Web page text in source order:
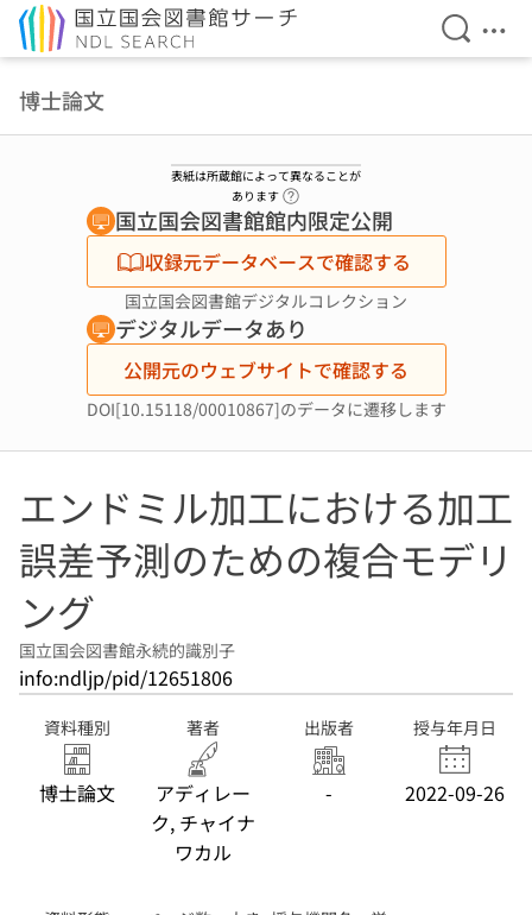
検索を
メ
博士論文
表紙は所蔵館によって異なることが
あります
国立国会図書館館内限定公開
収録元データベースで確認する
国立国会図書館デジタルコレクション
デジタルデータあり
公開元のウェブサイトで確認する
DOI[10.15118/00010867]のデータに遷移します
エンドミル加工における加工
誤差予測のための複合モデリ
ング
国立国会図書館永続的識別子
info:ndljp/pid/12651806
資料種別
博士論文
著者
アディレー
ク, チャイナ
ワカル
出版者
-
授与年月日
2022-09-26